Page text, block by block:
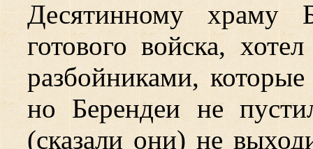
Десятинному храму
готового войска,
разбойниками,
но Берендеи не
(сказали они) не